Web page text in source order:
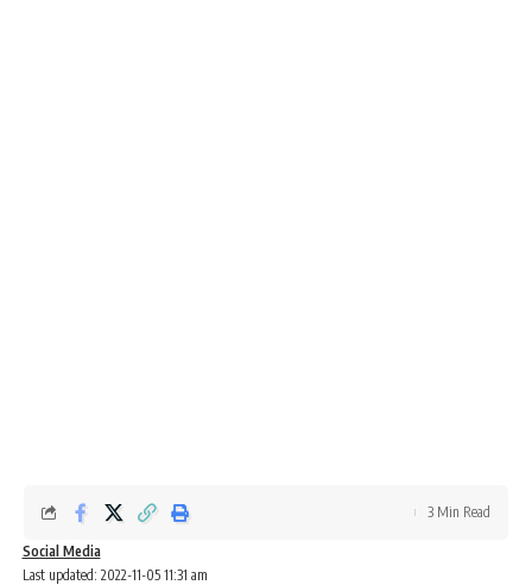
Last updated: 2022-11-05 11:31 am
Social Media
3 Min Read